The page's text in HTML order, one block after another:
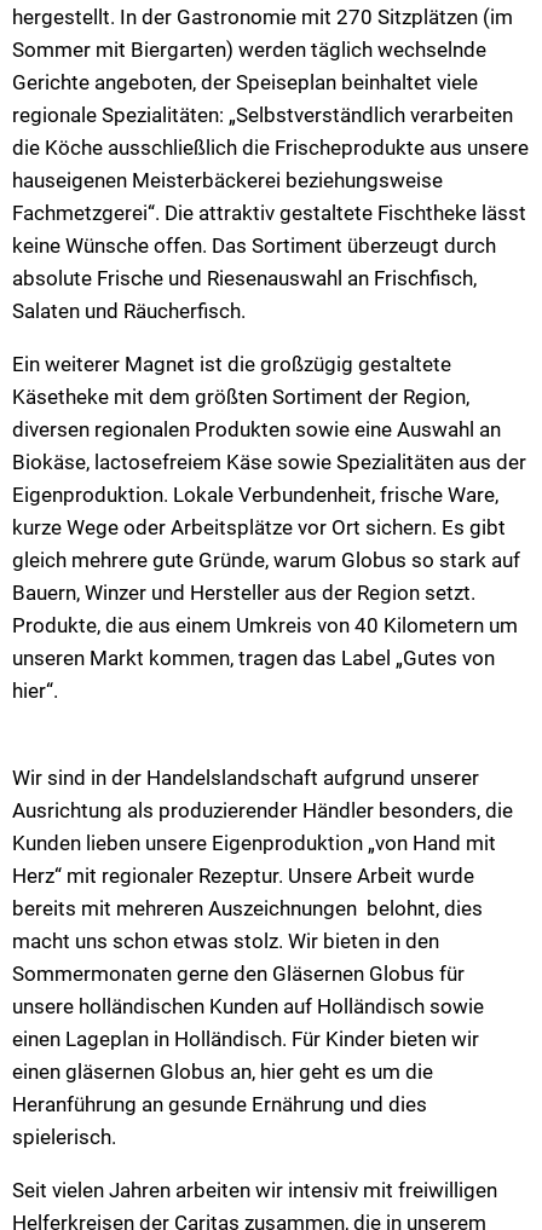
hergestellt. In der Gastronomie mit 270 Sitzplätzen (im
Sommer mit Biergarten) werden täglich wechselnde
Gerichte angeboten, der Speiseplan beinhaltet viele
regionale Spezialitäten: „Selbstverständlich verarbeiten
die Köche ausschließlich die Frischeprodukte aus unsere
hauseigenen Meisterbäckerei beziehungsweise
Fachmetzgerei“. Die attraktiv gestaltete Fischtheke lässt
keine Wünsche offen. Das Sortiment überzeugt durch
absolute Frische und Riesenauswahl an Frischfisch,
Salaten und Räucherfisch.
Ein weiterer Magnet ist die großzügig gestaltete
Käsetheke mit dem größten Sortiment der Region,
diversen regionalen Produkten sowie eine Auswahl an
Biokäse, lactosefreiem Käse sowie Spezialitäten aus der
Eigenproduktion. Lokale Verbundenheit, frische Ware,
kurze Wege oder Arbeitsplätze vor Ort sichern. Es gibt
gleich mehrere gute Gründe, warum Globus so stark auf
Bauern, Winzer und Hersteller aus der Region setzt.
Produkte, die aus einem Umkreis von 40 Kilometern um
unseren Markt kommen, tragen das Label „Gutes von
hier“.
Wir sind in der Handelslandschaft aufgrund unserer
Ausrichtung als produzierender Händler besonders, die
Kunden lieben unsere Eigenproduktion „von Hand mit
Herz“ mit regionaler Rezeptur. Unsere Arbeit wurde
bereits mit mehreren Auszeichnungen belohnt, dies
macht uns schon etwas stolz. Wir bieten in den
Sommermonaten gerne den Gläsernen Globus für
unsere holländischen Kunden auf Holländisch sowie
einen Lageplan in Holländisch. Für Kinder bieten wir
einen gläsernen Globus an, hier geht es um die
Heranführung an gesunde Ernährung und dies
spielerisch.
Seit vielen Jahren arbeiten wir intensiv mit freiwilligen
Helferkreisen der Caritas zusammen, die in unserem